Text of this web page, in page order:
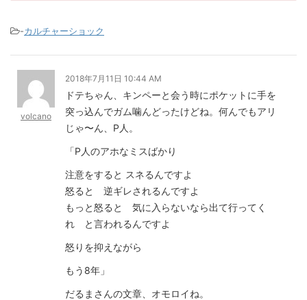
-カルチャーショック
volcano
2018年7月11日 10:44 AM
ドテちゃん、キンペーと会う時にポケットに手を
突っ込んでガム噛んどったけどね。何んでもアリ
じゃ〜ん、P人。
「P人のアホなミスばかり
注意をすると スネるんですよ
怒ると 逆ギレされるんですよ
もっと怒ると 気に入らないなら出て行ってく
れ と言われるんですよ
怒りを抑えながら
もう8年」
だるまさんの文章、オモロイね。